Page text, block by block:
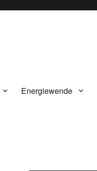
Energiewende